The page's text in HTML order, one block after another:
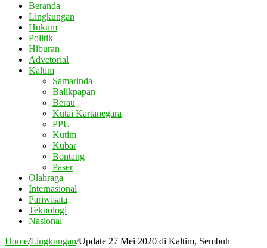
Beranda
Lingkungan
Hukum
Politik
Hiburan
Advetorial
Kaltim
Samarinda
Balikpapan
Berau
Kutai Kartanegara
PPU
Kutim
Kubar
Bontang
Paser
Olahraga
Internasional
Pariwisata
Teknologi
Nasional
Home/Lingkungan/Update 27 Mei 2020 di Kaltim, Sembuh